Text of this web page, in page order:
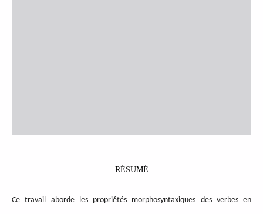
RÉSUMÉ
Ce travail aborde les propriétés morphosyntaxiques des verbes en